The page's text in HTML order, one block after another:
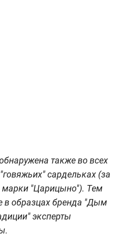
также во всех
сардельках (за
"Царицыно"). Тем
в образцах бренда "Дым
эксперты